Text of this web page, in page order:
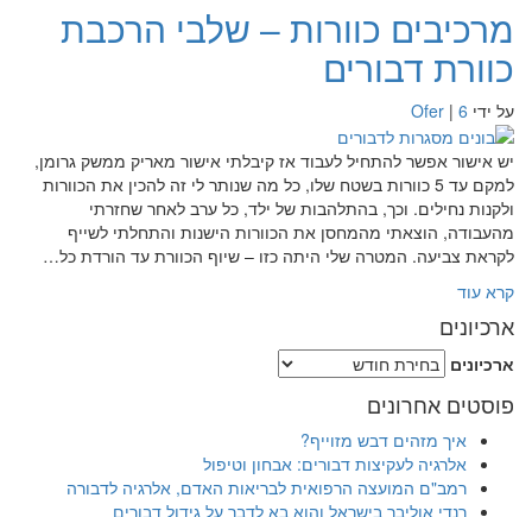
מרכיבים כוורות – שלבי הרכבת
כוורת דבורים
על ידי Ofer | 6
יש אישור אפשר להתחיל לעבוד אז קיבלתי אישור מאריק ממשק גרומן,
למקם עד 5 כוורות בשטח שלו, כל מה שנותר לי זה להכין את הכוורות
ולקנות נחילים. וכך, בהתלהבות של ילד, כל ערב לאחר שחזרתי
מהעבודה, הוצאתי מהמחסן את הכוורות הישנות והתחלתי לשייף
לקראת צביעה. המטרה שלי היתה כזו – שיוף הכוורת עד הורדת כל…
קרא עוד
ארכיונים
ארכיונים
פוסטים אחרונים
איך מזהים דבש מזוייף?
אלרגיה לעקיצות דבורים: אבחון וטיפול
רמב"ם המועצה הרפואית לבריאות האדם, אלרגיה לדבורה
רנדי אוליבר בישראל והוא בא לדבר על גידול דבורים